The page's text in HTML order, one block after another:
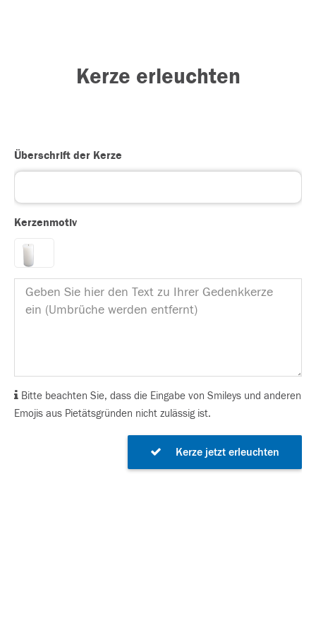
Kerze erleuchten
Überschrift der Kerze
Kerzenmotiv
Bitte beachten Sie, dass die Eingabe von Smileys und anderen
Emojis aus Pietätsgründen nicht zulässig ist.
Kerze jetzt erleuchten